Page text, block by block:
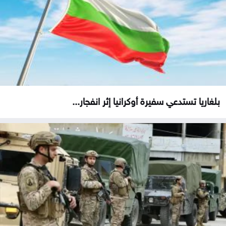
بلغاريا تستدعي سفيرة أوكرانيا إثر انفجار...